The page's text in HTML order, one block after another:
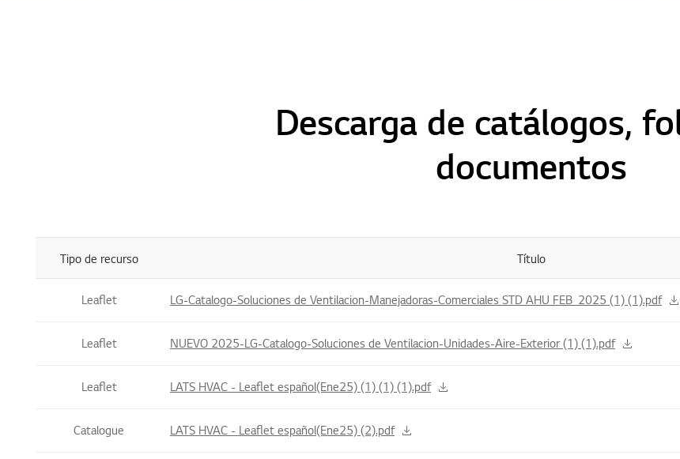
Descarga de catálogos,
documentos
Tipo de recurso Título
Leaflet LG-Catalogo-Soluciones de Ventilacion-Manejadoras-Comerciales STD AHU FEB_2025 (1) (1).pdf
Leaflet NUEVO 2025-LG-Catalogo-Soluciones de Ventilacion-Unidades-Aire-Exterior (1) (1).pdf
Leaflet LATS HVAC - Leaflet español(Ene25) (1) (1) (1).pdf
Catalogue LATS HVAC - Leaflet español(Ene25) (2).pdf